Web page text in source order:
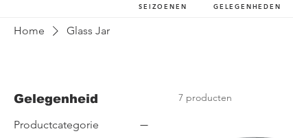
SEIZOENEN GELEGENHEDEN
Home Glass Jar
Gelegenheid
Productcategorie
7 producten